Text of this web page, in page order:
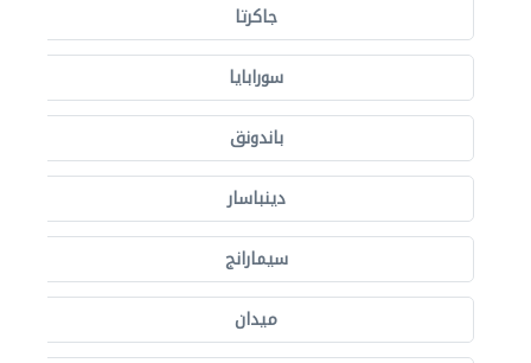
جاكرتا
سورابايا
باندونق
دينباسار
سيمارانج
ميدان